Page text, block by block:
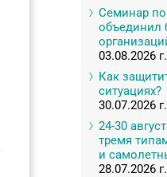
Семинар
объединил
03.08.2026 г.
Как
ситуациях?
30.07.2026 г.
24-30
тремя
и
28.07.2026 г.